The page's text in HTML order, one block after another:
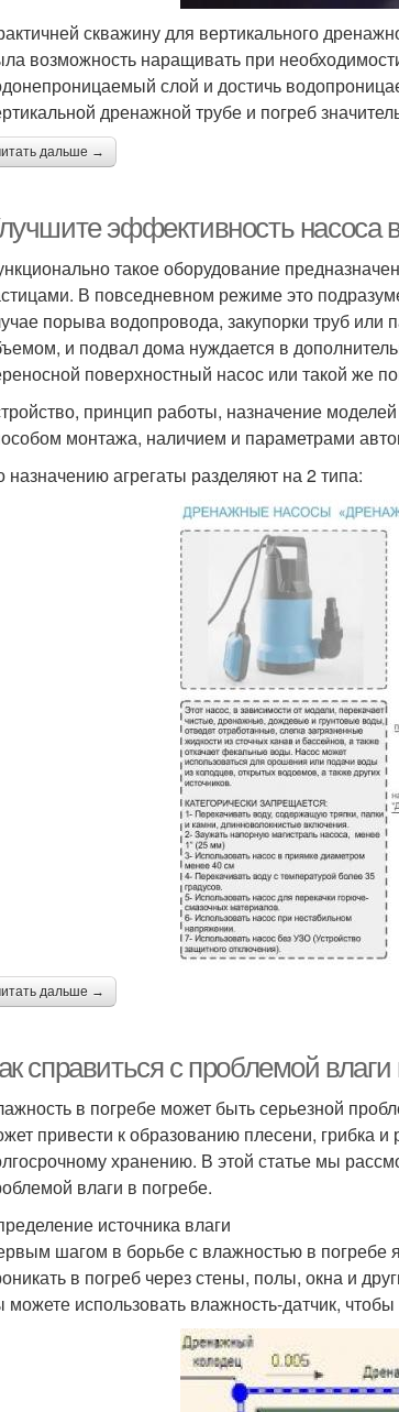
скважину для вертикального
возможность наращивать при
слой и достичь
дренажной трубе и погреб
дальше →
эффективность насоса
такое оборудование
В повседневном режиме это
порыва водопровода, закупорки труб
и подвал дома нуждается в
поверхностный насос или такой же
принцип работы, назначение
монтажа, наличием и параметрами
назначению агрегаты разделяют на 2 типа:
дальше →
справиться с проблемой влаги
в погребе может быть серьезной
привести к образованию плесени, грибка
хранению. В этой статье мы
влаги в погребе.
источника влаги
шагом в борьбе с влажностью в погребе
в погреб через стены, полы, окна и
можете использовать влажность-датчик,